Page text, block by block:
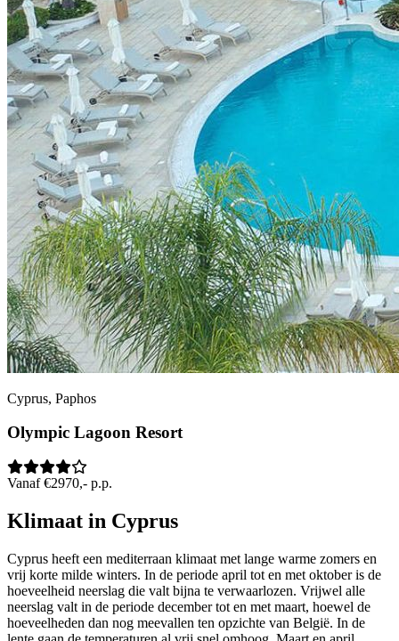
Cyprus, Paphos
Olympic Lagoon Resort
Vanaf €2970,- p.p.
Klimaat in Cyprus
Cyprus heeft een mediterraan klimaat met lange warme zomers en
vrij korte milde winters. In de periode april tot en met oktober is de
hoeveelheid neerslag die valt bijna te verwaarlozen. Vrijwel alle
neerslag valt in de periode december tot en met maart, hoewel de
hoeveelheden dan nog meevallen ten opzichte van België. In de